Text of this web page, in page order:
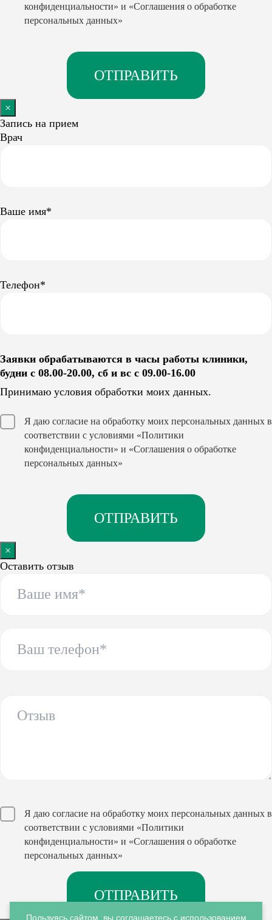
Пользуясь сайтом, вы соглашаетесь с использованием
конфиденциальности» и «Соглашения о обработке
персональных данных»
×
Запись на прием
Врач
Ваше имя*
Телефон*
Заявки обрабатываются в часы работы клиники,
будни с 08.00-20.00, сб и вс с 09.00-16.00
Принимаю условия обработки моих данных.
Я даю согласие на обработку моих персональных данных в
соответствии с условиями «Политики
конфиденциальности» и «Соглашения о обработке
персональных данных»
×
Оставить отзыв
Я даю согласие на обработку моих персональных данных в
соответствии с условиями «Политики
конфиденциальности» и «Соглашения о обработке
персональных данных»